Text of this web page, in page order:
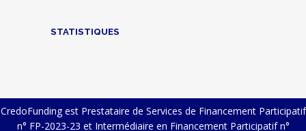
STATISTIQUES
CredoFunding est Prestataire de Services de Financement Participatif
n° FP-2023-23 et Intermédiaire en Financement Participatif n°